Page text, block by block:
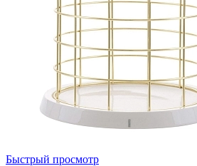
Быстрый просмотр